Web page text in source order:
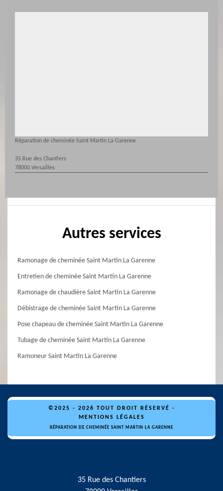
Réparation de cheminée Saint Martin La Garenne
35 Rue des Chantiers
78000 Versailles
Autres services
Ramonage de cheminée Saint Martin La Garenne
Entretien de cheminée Saint Martin La Garenne
Ramonage de chaudière Saint Martin La Garenne
Débistrage de cheminée Saint Martin La Garenne
Pose chapeau de cheminée Saint Martin La Garenne
Tubage de cheminée Saint Martin La Garenne
Ramoneur Saint Martin La Garenne
©2025 - 2026 TOUT DROIT RÉSERVÉ -
MENTIONS LÉGALES
RÉPARATION DE CHEMINÉE SAINT MARTIN LA GARENNE
35 Rue des Chantiers